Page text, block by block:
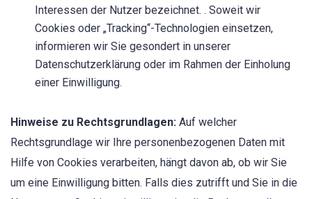
Interessen der Nutzer bezeichnet. . Soweit wir
Cookies oder „Tracking“-Technologien einsetzen,
informieren wir Sie gesondert in unserer
Datenschutzerklärung oder im Rahmen der Einholung
einer Einwilligung.
Hinweise zu Rechtsgrundlagen: Auf welcher
Rechtsgrundlage wir Ihre personenbezogenen Daten mit
Hilfe von Cookies verarbeiten, hängt davon ab, ob wir Sie
um eine Einwilligung bitten. Falls dies zutrifft und Sie in die